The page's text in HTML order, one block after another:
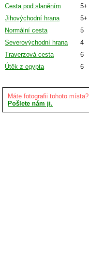
Cesta pod slaněním
5+
Jihovýchodní hrana
5+
Normální cesta
5
Severovýchodní hrana
4
Traverzová cesta
6
Útěk z egypta
6
Máte fotografii tohoto místa?
Pošlete nám ji.